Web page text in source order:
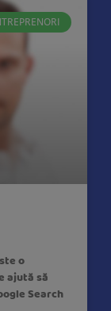
o
ajută să
Search